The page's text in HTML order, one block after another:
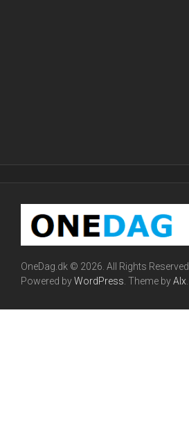
OneDag.dk © 2026. All Rights Reserved.
Powered byWordPress . Theme byAlx